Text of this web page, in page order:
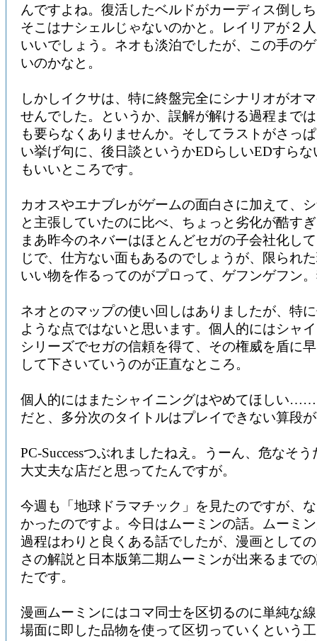
んですよね。復活したベルドがカーディス倒し
そこはナシェルじゃないのかと。レイリアが２
いいでしょう。ネオも淡泊でしたが、この手の
いのかなと。
しかしイクサは、特に終盤完全にシナリオがオ
せんでした。というか、誤解が解ける過程まで
も要らなくありませんか。そしてラストがさっ
い挙げ句に、後日談というかEDらしいEDすら
もいいところです。
カオスやエナブレがゲームの面白さに加えて、
と主張していたのに比べ、ちょっと劣化が酷す
まあ昨今のネバーはほとんどセガの子会社化し
じで、仕方ない面もあるのでしょうが、限られ
いい物を作るってのがプロって、ゲフンゲフン
ネオとのマップの使い回しはありましたが、特
ような点ではないと思います。個人的にはシャ
シリーズでセガの信頼を得て、その権威を盾に
して下さいていうのが正直なところ。
個人的にはまたシャイニングはやめてほしい
だと、多分次のタイトルはプレイできない算段
PC-Successつぶれましたねえ。うーん、危なそ
大丈夫な店だと思ってたんですが。
今週も「地球ドラマチック」を見たのですが、
かったのですよ。今日はムーミンの話。ムーミ
過程はわりと良くある話でしたが、漫画として
さの解説と日本版第二期ムーミンが出来るまで
たです。
漫画ムーミンにはコマ同士を区切るのに単純な
場面に即した品物を使って区切っていくという